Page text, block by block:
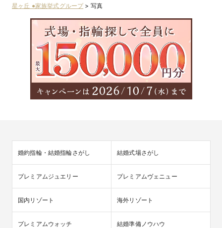
星ヶ丘 ●家族挙式グループ> 写真
婚約指輪・結婚指輪さがし 結婚式場さがし
プレミアムジュエリー プレミアムヴェニュー
国内リゾート 海外リゾート
プレミアムウォッチ 結婚準備ノウハウ